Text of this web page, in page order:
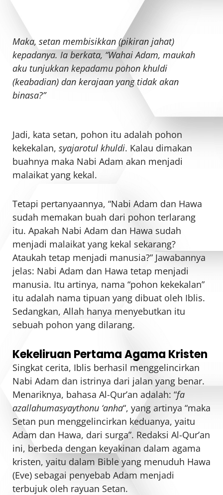
Maka, setan membisikkan (pikiran jahat)
kepadanya. Ia berkata, “Wahai Adam, maukah
aku tunjukkan kepadamu pohon khuldi
(keabadian) dan kerajaan yang tidak akan
binasa?”
Jadi, kata setan, pohon itu adalah pohon
kekekalan, syajarotul khuldi. Kalau dimakan
buahnya maka Nabi Adam akan menjadi
malaikat yang kekal.
Tetapi pertanyaannya, “Nabi Adam dan Hawa
sudah memakan buah dari pohon terlarang
itu. Apakah Nabi Adam dan Hawa sudah
menjadi malaikat yang kekal sekarang?
Ataukah tetap menjadi manusia?” Jawabannya
jelas: Nabi Adam dan Hawa tetap menjadi
manusia. Itu artinya, nama “pohon kekekalan”
itu adalah nama tipuan yang dibuat oleh Iblis.
Sedangkan, Allah hanya menyebutkan itu
sebuah pohon yang dilarang.
Kekeliruan Pertama Agama Kristen
Singkat cerita, Iblis berhasil menggelincirkan
Nabi Adam dan istrinya dari jalan yang benar.
Menariknya, bahasa Al-Qur’an adalah: “fa
azallahumasyaythonu ‘anha“, yang artinya “maka
Setan pun menggelincirkan keduanya, yaitu
Adam dan Hawa, dari surga”. Redaksi Al-Qur’an
ini, berbeda dengan keyakinan dalam agama
kristen, yaitu dalam Bible yang menuduh Hawa
(Eve) sebagai penyebab Adam menjadi
terbujuk oleh rayuan Setan.